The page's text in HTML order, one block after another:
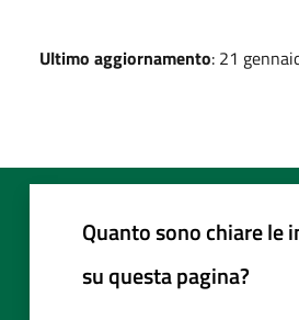
Ultimo aggiornamento: 21
Quanto sono chiare le
su questa pagina?